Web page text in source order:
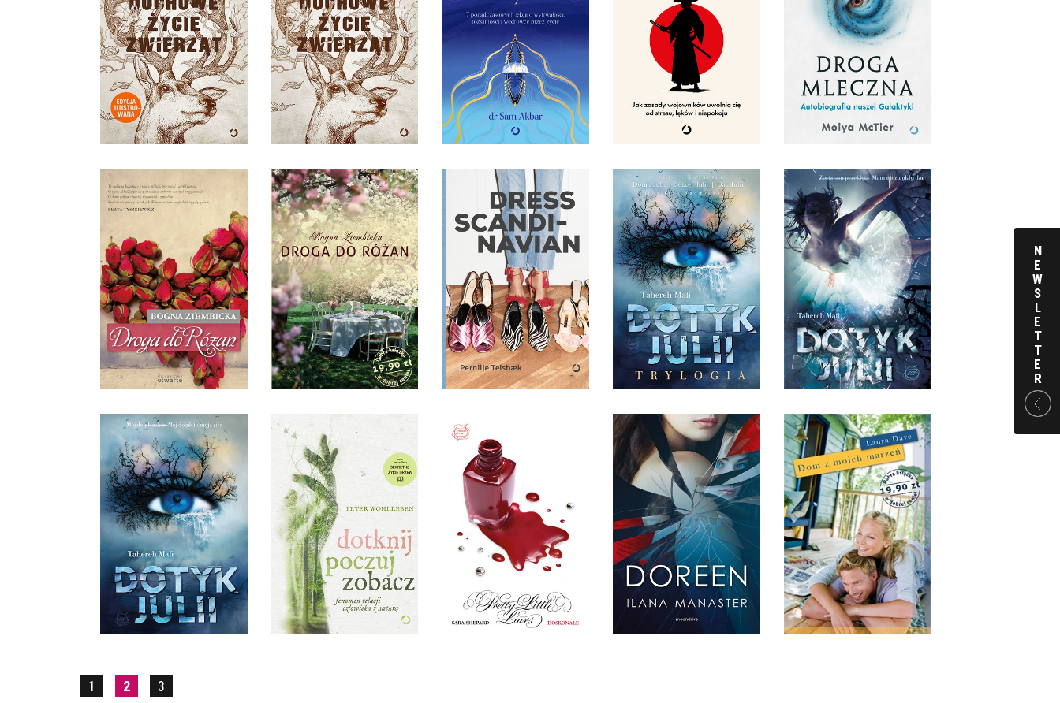
ZWIERZĄT - WYDANIE
ILUSTROWANE
OPRAWA TWARDA
44,90 ZŁ
DUCHOWE ŻYCIE
ZWIERZĄT
PETER WOHLLEBEN
OPRAWA TWARDA
34,90 ZŁ
WĘDRÓWCE PRZEZ
ŻYCIE
DR SAM AKBAR
OPRAWA MIĘKKA
49,99 ZŁ
STRESU, LĘKÓW I
NIEPOKOJU
ANTONIO ANTEFERMO
OPRAWA MIĘKKA
49,99 ZŁ
AUTOBIOGRAFIA
NASZEJ GALAKTYKI
MOIYA MCTIER
OPRAWA MIĘKKA
49,99 ZŁ
DROGA DO RÓŻAN
BOGNA ZIEMBICKA
OPRAWA MIĘKKA
34,90 ZŁ
DROGA DO RÓŻAN
BOGNA ZIEMBICKA
OPRAWA MIĘKKA
19,90 ZŁ
DRESS SCANDINAVIAN
PERNILLE TEISBAEK
OPRAWA TWARDA
49,90 ZŁ
DOTYK JULII. TRYLOGIA
TAHEREH MAFI
OPRAWA TWARDA
89,90 ZŁ
DOTYK JULII
TAHEREH MAFI
OPRAWA MIĘKKA
34,90 ZŁ
DOTYK JULII
TAHEREH MAFI
OPRAWA MIĘKKA
34,90 ZŁ
DOTKNIJ, POCZUJ,
ZOBACZ
PETER WOHLLEBEN
OPRAWA TWARDA
39,90 ZŁ
DOSKONAŁE
SARA SHEPARD
OPRAWA MIĘKKA
29,90 ZŁ
DOREEN
ILANA MANASTER
34,90 ZŁ
DOM Z MOICH MARZEŃ
LAURA DAVE
POCKET
19,90 ZŁ
1 2 3
N
E
W
S
L
E
T
T
E
R